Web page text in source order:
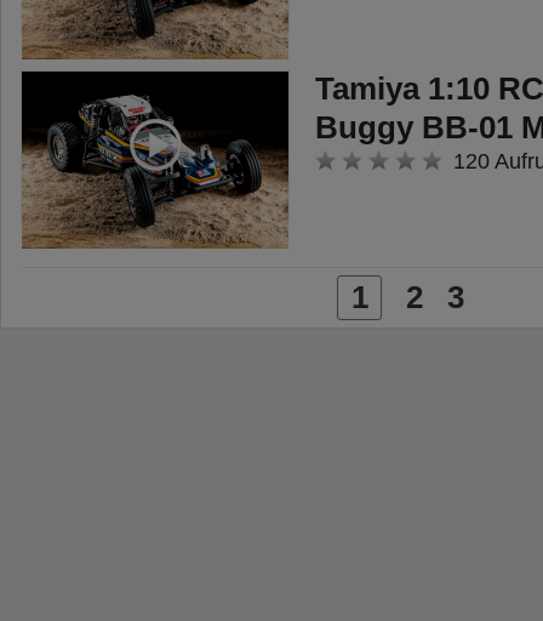
Tamiya 1:10
Buggy BB-01
120
1 2 3